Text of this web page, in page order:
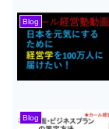
Blog
Blog